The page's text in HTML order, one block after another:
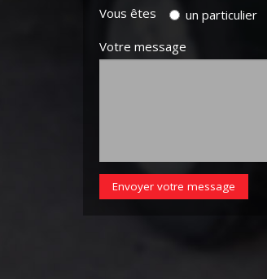
Vous êtes un particulier
Votre message
Envoyer votre message